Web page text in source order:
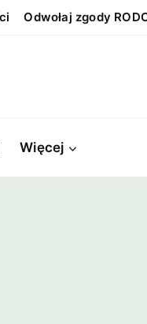
Odwołaj zgody
Więcej